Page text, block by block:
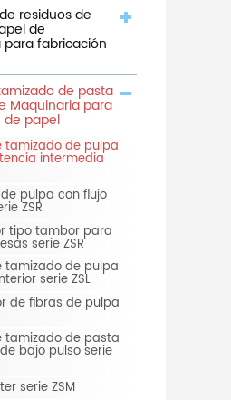
residuos de
de
para fabricación
de pasta
Maquinaria para
papel
tamizado de pulpa
intermedia
pulpa con flujo
ZSR
tipo tambor para
serie ZSR
tamizado de pulpa
serie ZSL
de fibras de pulpa
tamizado de pasta
bajo pulso serie
serie ZSM